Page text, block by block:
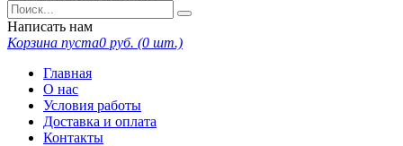
Написать нам
Корзина пуста0 руб. (0 шт.)
Главная
О нас
Условия работы
Доставка и оплата
Контакты